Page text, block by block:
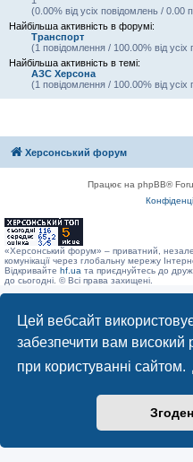
Цей вебсайт
забезпечити вам високий
при користуванні сайтом.
Згоден
(0.00% від усіх повідомлень / 0.00
Найбільша активність в форумі:
Транспорт
(1 повідомлення / 100.00% від усіх
Найбільша активність в темі:
АЗС Херсона
(1 повідомлення / 100.00% від усіх
Херсонський форум
Працює на phpBB®
«Херсонський форум» – приватний,
комунікації через глобальну мережу
Відкривайте hf.ua та приєднуйтесь до
до сьогодні. © Всі права захищені.